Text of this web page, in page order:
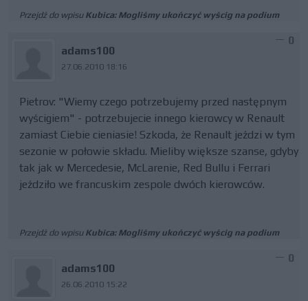
Przejdź do wpisu Kubica: Mogliśmy ukończyć wyścig na podium
adams100
27.06.2010 18:16
0
Pietrov: "Wiemy czego potrzebujemy przed następnym
wyścigiem" - potrzebujecie innego kierowcy w Renault
zamiast Ciebie cieniasie! Szkoda, że Renault jeździ w tym
sezonie w połowie składu. Mieliby większe szanse, gdyby
tak jak w Mercedesie, McLarenie, Red Bullu i Ferrari
jeździło we francuskim zespole dwóch kierowców.
Przejdź do wpisu Kubica: Mogliśmy ukończyć wyścig na podium
adams100
26.06.2010 15:22
0